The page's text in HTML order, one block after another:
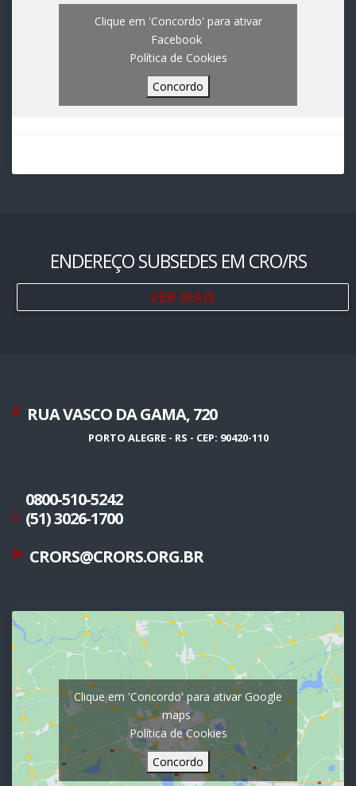
Clique em 'Concordo' para ativar
Facebook
Política de Cookies
Concordo
ENDEREÇO SUBSEDES EM CRO/RS
VER MAIS
RUA VASCO DA GAMA, 720
PORTO ALEGRE - RS - CEP: 90420-110
0800-510-5242
(51) 3026-1700
CRORS@CRORS.ORG.BR
Clique em 'Concordo' para ativar Google
maps
Política de Cookies
Concordo